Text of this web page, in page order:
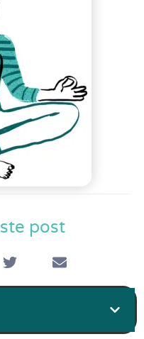
post